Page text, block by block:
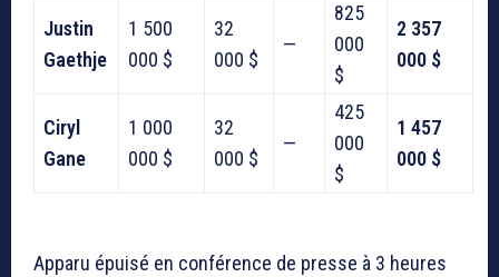
Justin
Gaethje
1 500
000 $
32
000 $
—
825
000
$
2 357
000 $
Ciryl
Gane
1 000
000 $
32
000 $
—
425
000
$
1 457
000 $
Apparu épuisé en conférence de presse à 3 heures